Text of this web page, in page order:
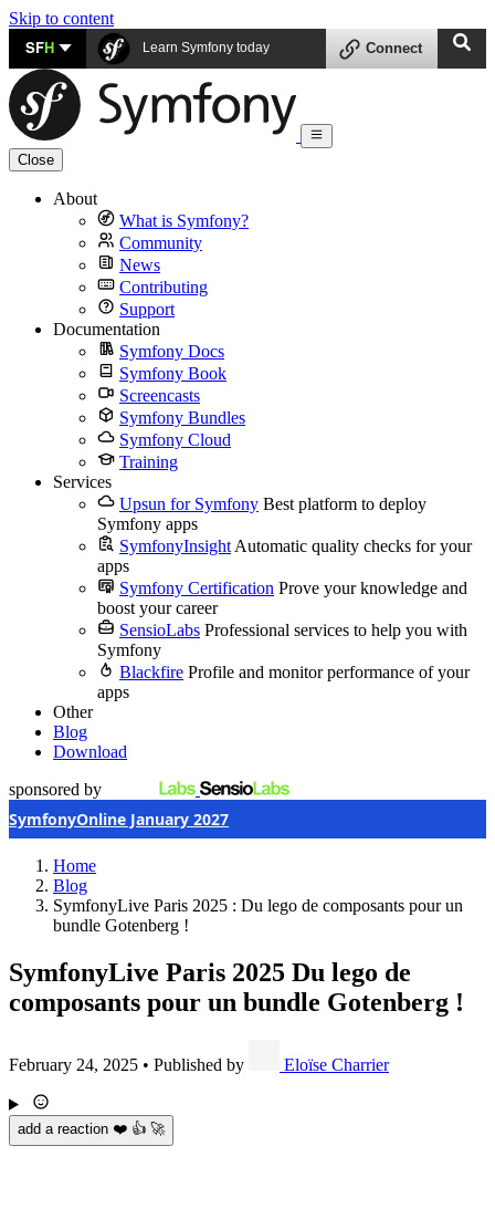
Skip to content
SFH Learn Symfony today Connect
Close
About
What is Symfony?
Community
News
Contributing
Support
Documentation
Symfony Docs
Symfony Book
Screencasts
Symfony Bundles
Symfony Cloud
Training
Services
Upsun for Symfony Best platform to deploy
Symfony apps
SymfonyInsight Automatic quality checks for your
apps
Symfony Certification Prove your knowledge and
boost your career
SensioLabs Professional services to help you with
Symfony
Blackfire Profile and monitor performance of your
apps
Other
Blog
Download
sponsored by
SymfonyOnline January 2027
Home
Blog
SymfonyLive Paris 2025 : Du lego de composants pour un
bundle Gotenberg !
SymfonyLive Paris 2025 Du lego de
composants pour un bundle Gotenberg !
February 24, 2025 • Published by Eloïse Charrier
add a reaction ❤️ 👍 🚀